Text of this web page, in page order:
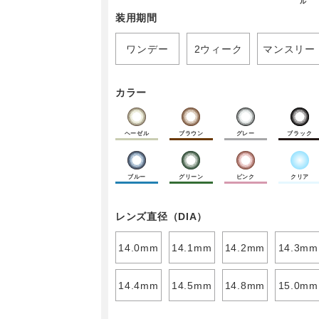
ル
装用期間
ワンデー 2ウィーク マンスリー
カラー
ヘーゼル ブラウン グレー ブラック
ブルー グリーン ピンク クリア
レンズ直径（DIA）
14.0mm 14.1mm 14.2mm 14.3mm
14.4mm 14.5mm 14.8mm 15.0mm